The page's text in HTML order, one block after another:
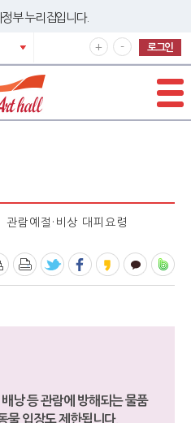
부 누리집입니다.
+확
대
보
-축
소
보
로그인
관람예절·비상 대피요령
낭 등 관람에 방해되는 물품
물 입장도 제한됩니다.